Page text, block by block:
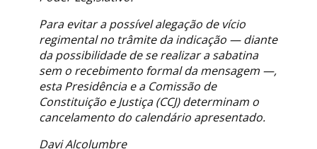
Para evitar a possível alegação de vício
regimental no trâmite da indicação — diante
da possibilidade de se realizar a sabatina
sem o recebimento formal da mensagem —,
esta Presidência e a Comissão de
Constituição e Justiça (CCJ) determinam o
cancelamento do calendário apresentado.
Davi Alcolumbre